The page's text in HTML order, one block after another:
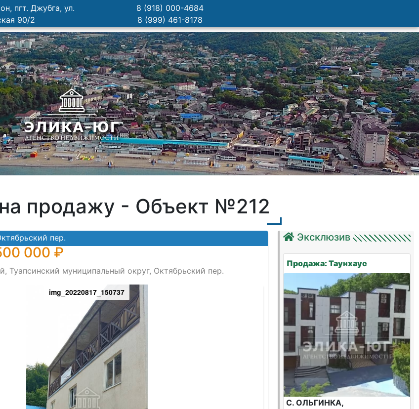
пгт. Джубга, ул.
90/2
8 (918) 000-4684
8 (999) 461-8178
на продажу - Объект №212
пер.
000 ₽
Туапсинский муниципальный округ, Октябрьский пер.
img_20220817_150737
Эксклюзив
Продажа: Таунхаус
С. ОЛЬГИНКА,